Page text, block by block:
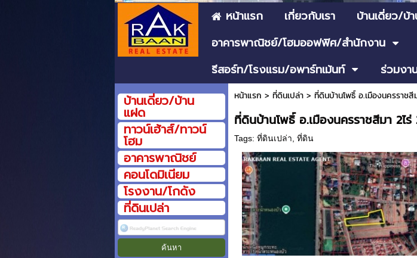
หน้าแรก เกี่ยวกับเรา บ้านเดี่ยว/บ้
อาคารพาณิชย์/โฮมออฟฟิศ/สำนักงาน
รีสอร์ท/โรงแรม/อพาร์ทเม้นท์
ร่วมงา
บ้านเดี่ยว/บ้าน
แฝด
ทาวน์เฮ้าส์/ทาวน์
โฮม
อาคารพาณิชย์
คอนโดมิเนียม
โรงงาน/โกดัง
ที่ดินเปล่า
หน้าแรก > ที่ดินเปล่า> ที่ดินบ้านโพธิ์ อ.เมืองนครราชสี
ที่ดินบ้านโพธิ์ อ.เมืองนครราชสีมา 2ไร่
Tags:ที่ดินเปล่า ,ที่ดิน